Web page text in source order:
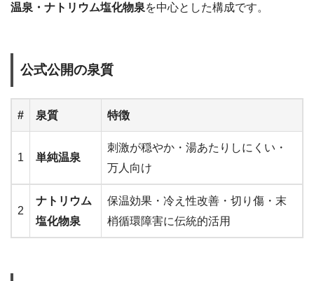
温泉・ナトリウム塩化物泉を中心とした構成です。
公式公開の泉質
# 泉質 特徴
1 単純温泉
刺激が穏やか・湯あたりしにくい・
万人向け
2
ナトリウム
塩化物泉
保温効果・冷え性改善・切り傷・末
梢循環障害に伝統的活用